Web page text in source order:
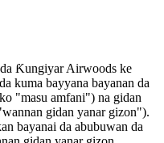
Ƙungiyar Airwoods ke
kuma bayyana bayanan da
"masu amfani") na gidan
gidan yanar gizon").
bayanai da abubuwan da